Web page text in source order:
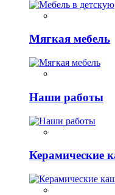
Мягкая мебель
Наши работы
Керамические